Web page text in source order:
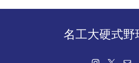
名工大硬式野